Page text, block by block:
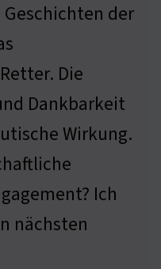
der
Die
Dankbarkeit
Wirkung.
Ich
nächsten